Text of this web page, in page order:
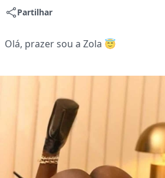
Partilhar
Olá, prazer sou a Zola 😇